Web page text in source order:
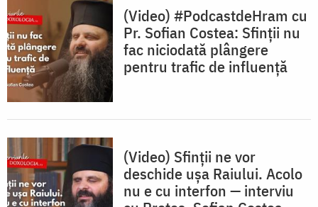
(Video) #PodcastdeHram cu
Pr. Sofian Costea: Sfinții nu
fac niciodată plângere
pentru trafic de influență
(Video) Sfinții ne vor
deschide ușa Raiului. Acolo
nu e cu interfon — interviu